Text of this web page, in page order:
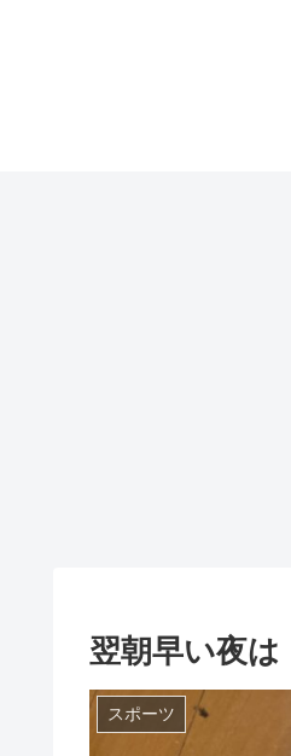
翌朝早い夜は
スポーツ